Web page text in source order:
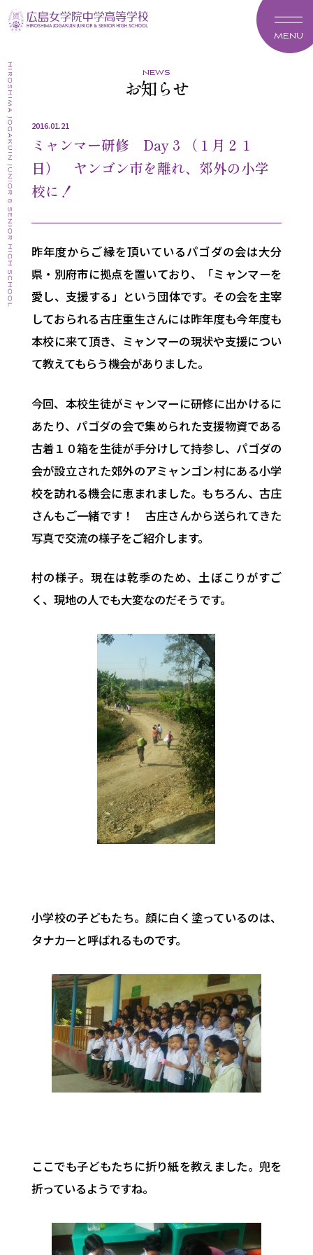
MENU
news
お知らせ
2016.01.21
ミャンマー研修 Day 3 （１月２１
日） ヤンゴン市を離れ、郊外の小学
校に！
昨年度からご縁を頂いているパゴダの会は大分
県・別府市に拠点を置いており、「ミャンマーを
愛し、支援する」という団体です。その会を主宰
しておられる古庄重生さんには昨年度も今年度も
本校に来て頂き、ミャンマーの現状や支援につい
て教えてもらう機会がありました。
今回、本校生徒がミャンマーに研修に出かけるに
あたり、パゴダの会で集められた支援物資である
古着１０箱を生徒が手分けして持参し、パゴダの
会が設立された郊外のアミャンゴン村にある小学
校を訪れる機会に恵まれました。もちろん、古庄
さんもご一緒です！ 古庄さんから送られてきた
写真で交流の様子をご紹介します。
村の様子。現在は乾季のため、土ぼこりがすご
く、現地の人でも大変なのだそうです。
小学校の子どもたち。顔に白く塗っているのは、
タナカーと呼ばれるものです。
ここでも子どもたちに折り紙を教えました。兜を
折っているようですね。